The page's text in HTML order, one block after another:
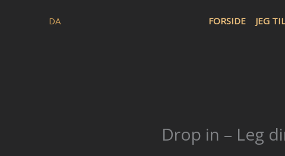
DA FORSIDE JEG
Drop in – Leg